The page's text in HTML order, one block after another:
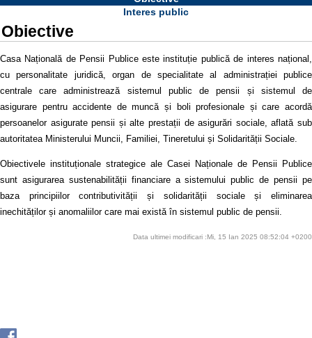
Interes public
Obiective
Casa Națională de Pensii Publice este instituție publică de interes național,
cu personalitate juridică, organ de specialitate al administrației publice
centrale care administrează sistemul public de pensii și sistemul de
asigurare pentru accidente de muncă și boli profesionale și care acordă
persoanelor asigurate pensii și alte prestații de asigurări sociale, aflată sub
autoritatea Ministerului Muncii, Familiei, Tineretului și Solidarității Sociale.
Obiectivele instituționale strategice ale Casei Naționale de Pensii Publice
sunt asigurarea sustenabilității financiare a sistemului public de pensii pe
baza principiilor contributivității și solidarității sociale și eliminarea
inechităților și anomaliilor care mai există în sistemul public de pensii.
Data ultimei modificari :Mi, 15 Ian 2025 08:52:04 +0200